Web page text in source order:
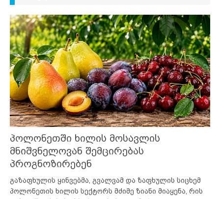
პოლონეთში ხილის მოსავლის
მნიშვნელოვან შემცირებას
პროგნოზირებენ
გაზაფხულის ყინვებმა, გვალვამ და ზაფხულის სიცხემ
პოლონეთის ხილის სექტორს მძიმე ზიანი მიაყენა, რის